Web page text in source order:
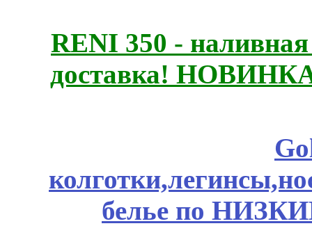
RENI 350 -
доставка!
белье по